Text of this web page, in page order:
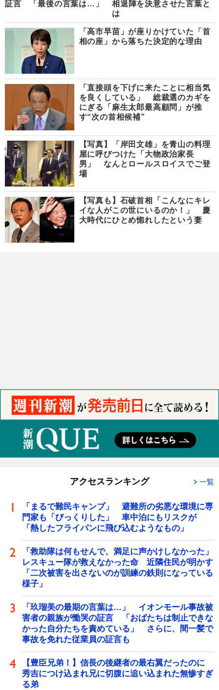
証言 「最後の言葉は…」
相退陣を決意させた言葉と
は
「高市早苗」が座りかけていた「首
相の座」から落ちた決定的な理由
「直接頭を下げに来たことに相当気
を良くしている」 総裁選のカギを
にぎる「麻生太郎最高顧問」が推
す“次の首相候補”
【写真】「岸田文雄」を青山の料理
屋に呼びつけた「大物政治家長
男」 なんとロールスロイスでご登
場
【写真も】石破首相「こんなにキレ
イな人がこの世にいるのか！」 慶
大時代にひとめ惚れしたという妻
アクセスランキング 一覧
「まるで難民キャンプ」 避難所の劣悪な環境に専
門家も「びっくりした」 車中泊にもリスクが
「熱したフライパンに飛び込むようなもの」
「救助隊は何もせんで、満足に声かけしなかった」
レスキュー隊が救えなかった命 近隣住民が明かす
「二次被害を出さないのが訓練の鉄則になっている
様子」
「玖瑠美の最期の言葉は…」 イオンモール事故被
害者の親族が慟哭の証言 「おばたちは制止できな
かった自分たちを責めている」 さらに、間一髪で
事故を免れた従業員の証言も
【豊臣兄弟！】信長の後継者の最右翼だったのに
秀吉につけ込まれ兄に切腹に追い込まれた無惨すぎ
る弟